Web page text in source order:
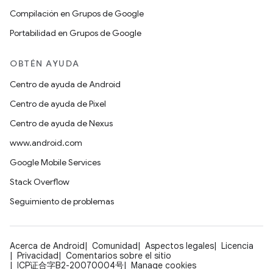
Compilación en Grupos de Google
Portabilidad en Grupos de Google
OBTÉN AYUDA
Centro de ayuda de Android
Centro de ayuda de Pixel
Centro de ayuda de Nexus
www.android.com
Google Mobile Services
Stack Overflow
Seguimiento de problemas
Acerca de Android Comunidad Aspectos legales
Licencia
Privacidad
Comentarios sobre el sitio
ICP证合字B2-20070004号
Manage cookies